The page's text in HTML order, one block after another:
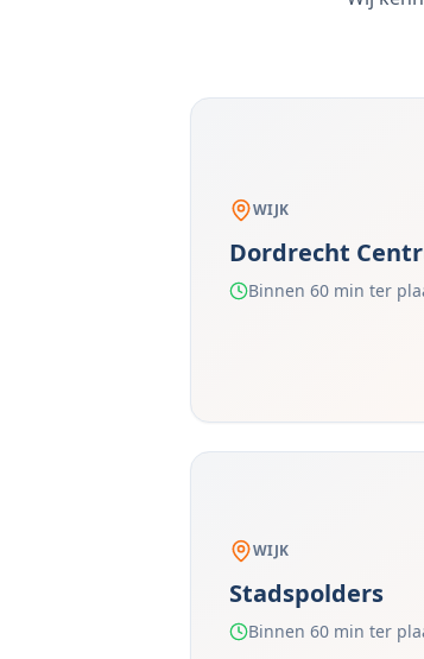
WIJK
Dordrecht
Binnen 60 min ter
WIJK
Stadspolders
Binnen 60 min ter